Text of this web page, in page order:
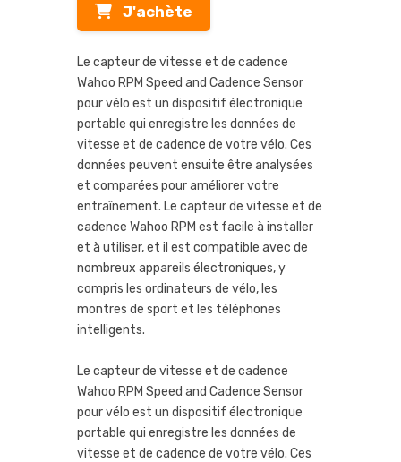
J'achète
Le capteur de vitesse et de cadence
Wahoo RPM Speed and Cadence Sensor
pour vélo est un dispositif électronique
portable qui enregistre les données de
vitesse et de cadence de votre vélo. Ces
données peuvent ensuite être analysées
et comparées pour améliorer votre
entraînement. Le capteur de vitesse et de
cadence Wahoo RPM est facile à installer
et à utiliser, et il est compatible avec de
nombreux appareils électroniques, y
compris les ordinateurs de vélo, les
montres de sport et les téléphones
intelligents.
Le capteur de vitesse et de cadence
Wahoo RPM Speed and Cadence Sensor
pour vélo est un dispositif électronique
portable qui enregistre les données de
vitesse et de cadence de votre vélo. Ces